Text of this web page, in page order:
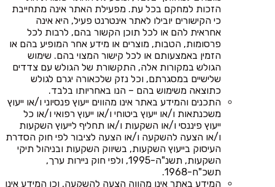
הזכות למחקם בכל עת. מפעילת האתר אינה מתחייבת
כי הקישורים יובילו לאתר אינטרנט פעיל, היא אינה
אחראית להם או לכל תוכן הקשור בהם, לרבות לכל
פרסומות, הטבות, מוצרים או מידע אחר המופיע בהם או
הזמין באמצעותם או לכל קישור המצוי בהם. שימוש
הגולש במקורות אלה, התקשורת של הגולש עם צדדים
שלישיים במסגרתם, וכל נזק שלכאורה יגרם לגולש
כתוצאה משימוש בהם – הנו באחריותו בלבד.
התכנים והמידע באתר אינו מהווים ייעוץ פנסיוני ו/או ייעוץ
משכנתאות ו/או ייעוץ ביטוחי ו/או ייעוץ רפואי ו/או כל
ייעוץ פיננסי ו/או השקעות ו/או תחליף לייעוץ השקעות
ו/או הצעה להשקעה ו/או הצעה לציבור לפי חוק הסדרת
העיסוק בייעוץ השקעות, בשיווק השקעות ובניהול תיקי
השקעות, תשנ"ה-1995, ולפי חוק ניירות ערך,
תשכ"ח-1968.
המידע באתר אינו מהווה הצעה להשקעה, וכן המידע אינו